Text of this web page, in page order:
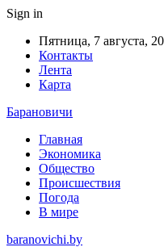
Sign in
Пятница, 7 августа,
Контакты
Лента
Карта
Барановичи
Главная
Экономика
Общество
Происшествия
Погода
В мире
baranovichi.by